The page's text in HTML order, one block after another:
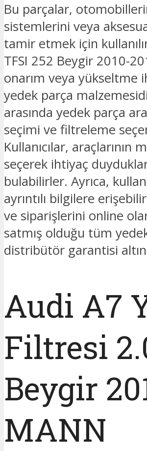
Bu parçalar,
sistemlerini veya
tamir etmek için
TFSI 252 Beygir 2010-
onarım veya yükseltme
yedek parça
arasında yedek parça
seçimi ve filtreleme
Kullanıcılar, araçlarının
seçerek ihtiyaç
bulabilirler. Ayrıca,
ayrıntılı bilgilere
ve siparişlerini online
satmış olduğu tüm
distribütör garantisi
Audi A7
Filtresi
Beygir
MANN